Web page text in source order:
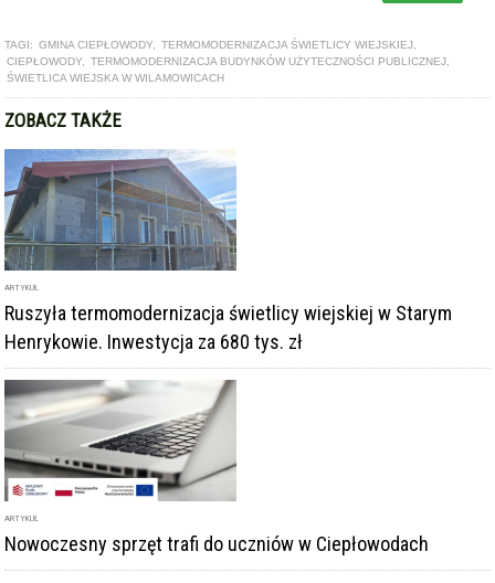
TAGI: GMINA CIEPŁOWODY TERMOMODERNIZACJA ŚWIETLICY WIEJSKIEJ
CIEPŁOWODY
TERMOMODERNIZACJA BUDYNKÓW UŻYTECZNOŚCI PUBLICZNEJ
ŚWIETLICA WIEJSKA W WILAMOWICACH
ZOBACZ TAKŻE
ARTYKUŁ
Ruszyła termomodernizacja świetlicy wiejskiej w Starym
Henrykowie. Inwestycja za 680 tys. zł
ARTYKUŁ
Nowoczesny sprzęt trafi do uczniów w Ciepłowodach